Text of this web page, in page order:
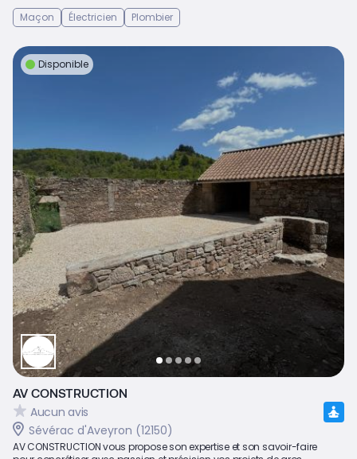
Maçon
Électricien Plombier
Disponible
AV CONSTRUCTION
Aucun avis
Sévérac d'Aveyron (12150)
AV CONSTRUCTION vous propose son expertise et son savoir-faire